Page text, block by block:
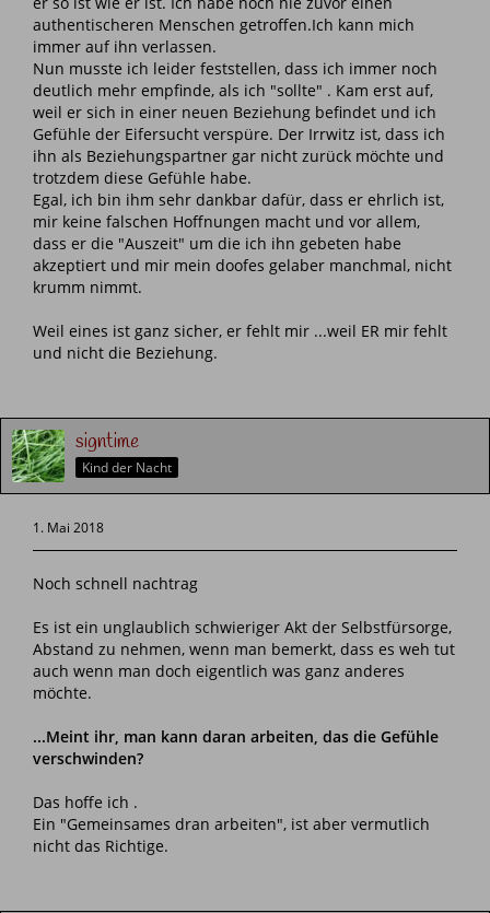
authentischeren Menschen getroffen.Ich kann mich
immer auf ihn verlassen.
Nun musste ich leider feststellen, dass ich immer noch
deutlich mehr empfinde, als ich "sollte" . Kam erst auf,
weil er sich in einer neuen Beziehung befindet und ich
Gefühle der Eifersucht verspüre. Der Irrwitz ist, dass ich
ihn als Beziehungspartner gar nicht zurück möchte und
trotzdem diese Gefühle habe.
Egal, ich bin ihm sehr dankbar dafür, dass er ehrlich ist,
mir keine falschen Hoffnungen macht und vor allem,
dass er die "Auszeit" um die ich ihn gebeten habe
akzeptiert und mir mein doofes gelaber manchmal, nicht
krumm nimmt.
Weil eines ist ganz sicher, er fehlt mir ...weil ER mir fehlt
und nicht die Beziehung.
signtime
Kind der Nacht
1. Mai 2018
Noch schnell nachtrag
Es ist ein unglaublich schwieriger Akt der Selbstfürsorge,
Abstand zu nehmen, wenn man bemerkt, dass es weh tut
auch wenn man doch eigentlich was ganz anderes
möchte.
...Meint ihr, man kann daran arbeiten, das die Gefühle
verschwinden?
Das hoffe ich .
Ein "Gemeinsames dran arbeiten", ist aber vermutlich
nicht das Richtige.